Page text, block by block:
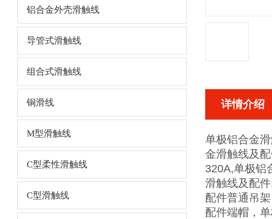
铝合金外壳滑触线
导管式滑触线
组合式滑触线
铜滑线
M型滑触线
C型柔性滑触线
C型滑触线
详情介绍
单极铝合金
金滑触线及
320A,单极铝
滑触线及配
配件普通吊
配件端帽，